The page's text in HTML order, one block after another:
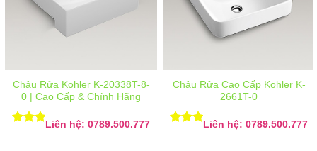
Chậu Rửa Kohler K-20338T-8-
0 | Cao Cấp & Chính Hãng
Liên hệ: 0789.500.777
Chậu Rửa Cao Cấp Kohler K-
2661T-0
Liên hệ: 0789.500.777